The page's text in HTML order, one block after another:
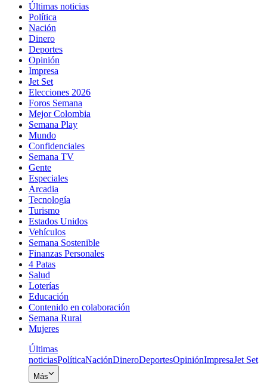
Últimas noticias
Política
Nación
Dinero
Deportes
Opinión
Impresa
Jet Set
Elecciones 2026
Foros Semana
Mejor Colombia
Semana Play
Mundo
Confidenciales
Semana TV
Gente
Especiales
Arcadia
Tecnología
Turismo
Estados Unidos
Vehículos
Semana Sostenible
Finanzas Personales
4 Patas
Salud
Loterías
Educación
Contenido en colaboración
Semana Rural
Mujeres
Últimas
noticiasPolíticaNaciónDineroDeportesOpiniónImpresaJet Set
Más